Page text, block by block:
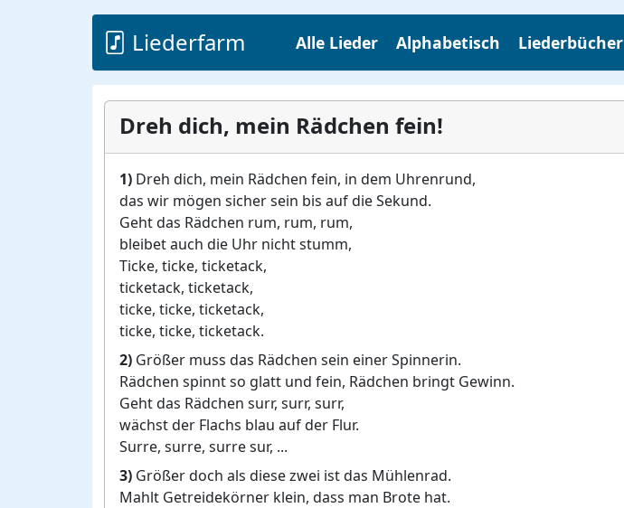
Liederfarm Alle Lieder Alphabetisch Liederbücher
Dreh dich, mein Rädchen fein!
1) Dreh dich, mein Rädchen fein, in dem Uhrenrund,
das wir mögen sicher sein bis auf die Sekund.
Geht das Rädchen rum, rum, rum,
bleibet auch die Uhr nicht stumm,
Ticke, ticke, ticketack,
ticketack, ticketack,
ticke, ticke, ticketack,
ticke, ticke, ticketack.
2) Größer muss das Rädchen sein einer Spinnerin.
Rädchen spinnt so glatt und fein, Rädchen bringt Gewinn.
Geht das Rädchen surr, surr, surr,
wächst der Flachs blau auf der Flur.
Surre, surre, surre sur, ...
3) Größer doch als diese zwei ist das Mühlenrad.
Mahlt Getreidekörner klein, dass man Brote hat.